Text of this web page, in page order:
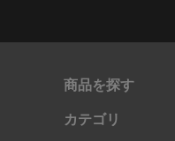
商品を探す
カテゴリ